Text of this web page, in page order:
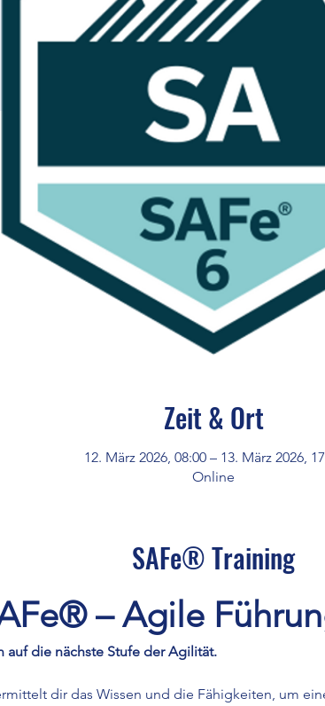
Zeit & Ort
12. März 2026, 08:00 – 13. März 2026,
Online
SAFe® Training
– Agile
auf die nächste Stufe der Agilität.
dir das Wissen und die Fähigkeiten, um